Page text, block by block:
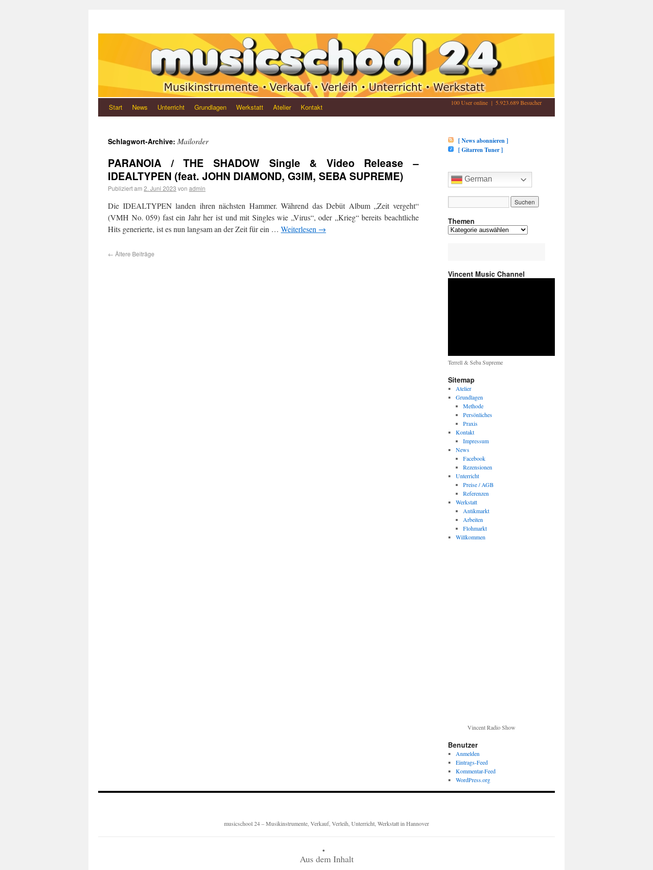
Start News Unterricht Grundlagen Werkstatt Atelier Kontakt 100 User online | 5.923.689 Besucher
Schlagwort-Archive: Mailorder
PARANOIA / THE SHADOW Single & Video Release –
IDEALTYPEN (feat. JOHN DIAMOND, G3IM, SEBA SUPREME)
Publiziert am 2. Juni 2023 von admin
Die IDEALTYPEN landen ihren nächsten Hammer. Während das Debüt Album „Zeit vergeht“
(VMH No. 059) fast ein Jahr her ist und mit Singles wie „Virus“, oder „Krieg“ bereits beachtliche
Hits generierte, ist es nun langsam an der Zeit für ein … Weiterlesen →
← Ältere Beiträge
[ News abonnieren ]
[ Gitarren Tuner ]
German
Themen
Vincent Music Channel
Terrell & Seba Supreme
Sitemap
Atelier
Grundlagen
Methode
Persönliches
Praxis
Kontakt
Impressum
News
Facebook
Rezensionen
Unterricht
Preise / AGB
Referenzen
Werkstatt
Antikmarkt
Arbeiten
Flohmarkt
Willkommen
Vincent Radio Show
Benutzer
Anmelden
Eintrags-Feed
Kommentar-Feed
WordPress.org
musicschool 24 – Musikinstrumente, Verkauf, Verleih, Unterricht, Werkstatt in Hannover
Aus dem Inhalt